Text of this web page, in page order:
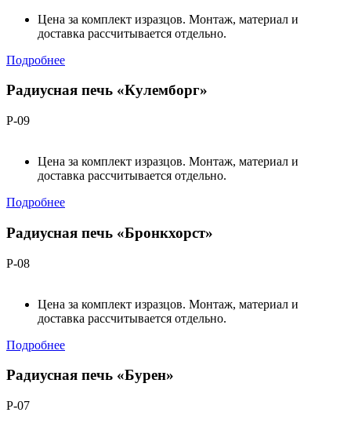
Цена за комплект изразцов. Монтаж, материал и
доставка рассчитывается отдельно.
Подробнее
Радиусная печь «Кулемборг»
Р-09
Цена за комплект изразцов. Монтаж, материал и
доставка рассчитывается отдельно.
Подробнее
Радиусная печь «Бронкхорст»
Р-08
Цена за комплект изразцов. Монтаж, материал и
доставка рассчитывается отдельно.
Подробнее
Радиусная печь «Бурен»
Р-07